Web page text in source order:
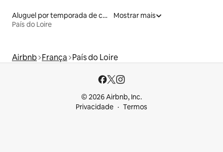
Aluguel por temporada de casas-barco
País do Loire
Mostrar mais
Airbnb França País do Loire
© 2026 Airbnb, Inc.
Privacidade
Termos